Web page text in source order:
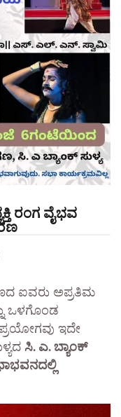
ರಂಗ ವೈಭವ
ಐವರು ಅಪ್ರತಿಮ
ಒಳಗೊಂಡ
ಪ್ರಯೋಗವು ಇದೇ
ಸಿ. ಎ. ಬ್ಯಾಂಕ್